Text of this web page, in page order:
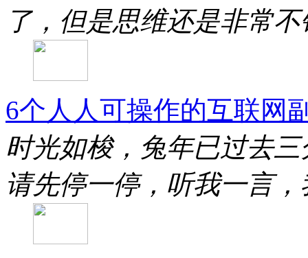
了，但是思维还是非常
6个人人可操作的互联网
时光如梭，兔年已过去
请先停一停，听我一言